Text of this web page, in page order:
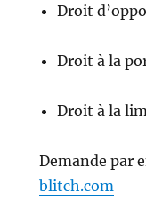
Droit
Droit à la
Droit à la
Demande par
blitch.com